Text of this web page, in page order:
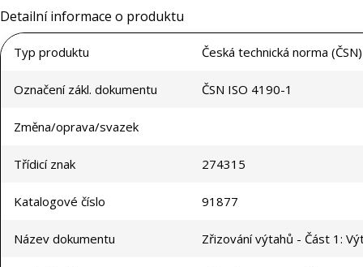
Detailní informace o produktu
Typ produktu Česká technická norma (ČSN)
Označení zákl. dokumentu ČSN ISO 4190-1
Změna/oprava/svazek
Třídicí znak 274315
Katalogové číslo 91877
Název dokumentu Zřizování výtahů - Část 1: